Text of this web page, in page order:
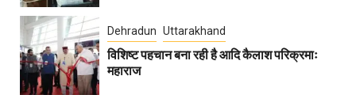
Dehradun Uttarakhand
विशिष्ट पहचान बना रही है आदि कैलाश परिक्रमाः
महाराज